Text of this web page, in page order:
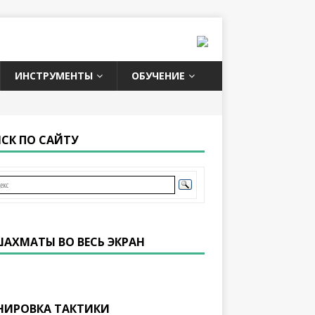
ИНСТРУМЕНТЫ ОБУЧЕНИЕ
ПО САЙТУ
ВО ВЕСЬ ЭКРАН
ТАКТИКИ